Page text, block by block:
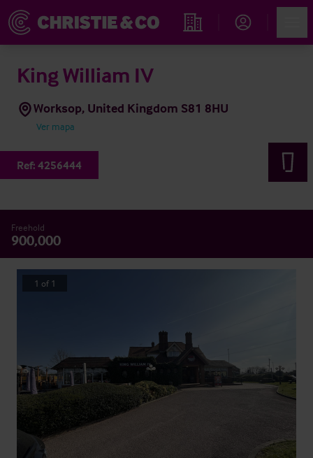
Propiedades
King William IV
Worksop, United Kingdom S81 8HU
Ver mapa
Ref: 4256444
Freehold
900,000
1 of 1